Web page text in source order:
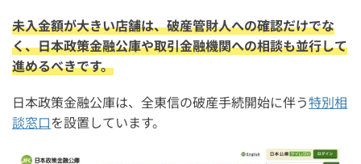
未入金額が大きい店舗は、破産管財人への確認だけでな
く、日本政策金融公庫や取引金融機関への相談も並行して
進めるべきです。
日本政策金融公庫は、全東信の破産手続開始に伴う特別相
談窓口を設置しています。